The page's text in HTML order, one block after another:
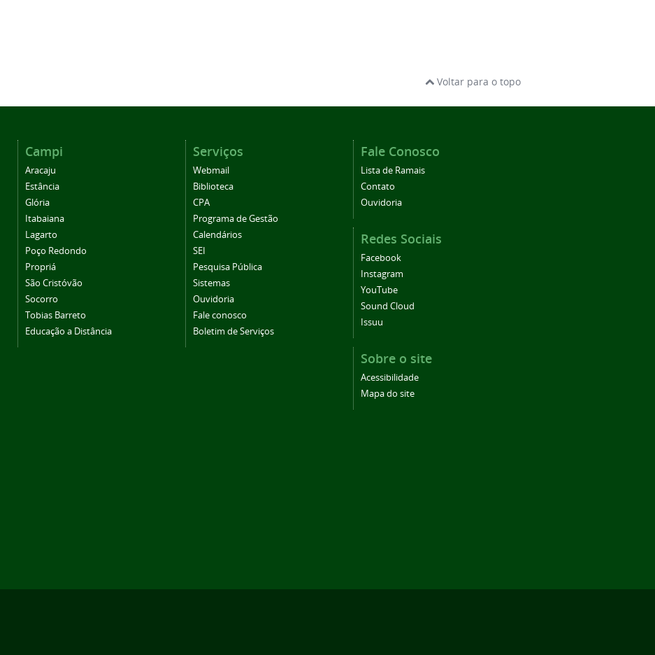
Voltar para o topo
Campi
Aracaju
Estância
Glória
Itabaiana
Lagarto
Poço Redondo
Propriá
São Cristóvão
Socorro
Tobias Barreto
Educação a Distância
Serviços
Webmail
Biblioteca
CPA
Programa de Gestão
Calendários
SEI
Pesquisa Pública
Sistemas
Ouvidoria
Fale conosco
Boletim de Serviços
Fale Conosco
Lista de Ramais
Contato
Ouvidoria
Redes Sociais
Facebook
Instagram
YouTube
Sound Cloud
Issuu
Sobre o site
Acessibilidade
Mapa do site